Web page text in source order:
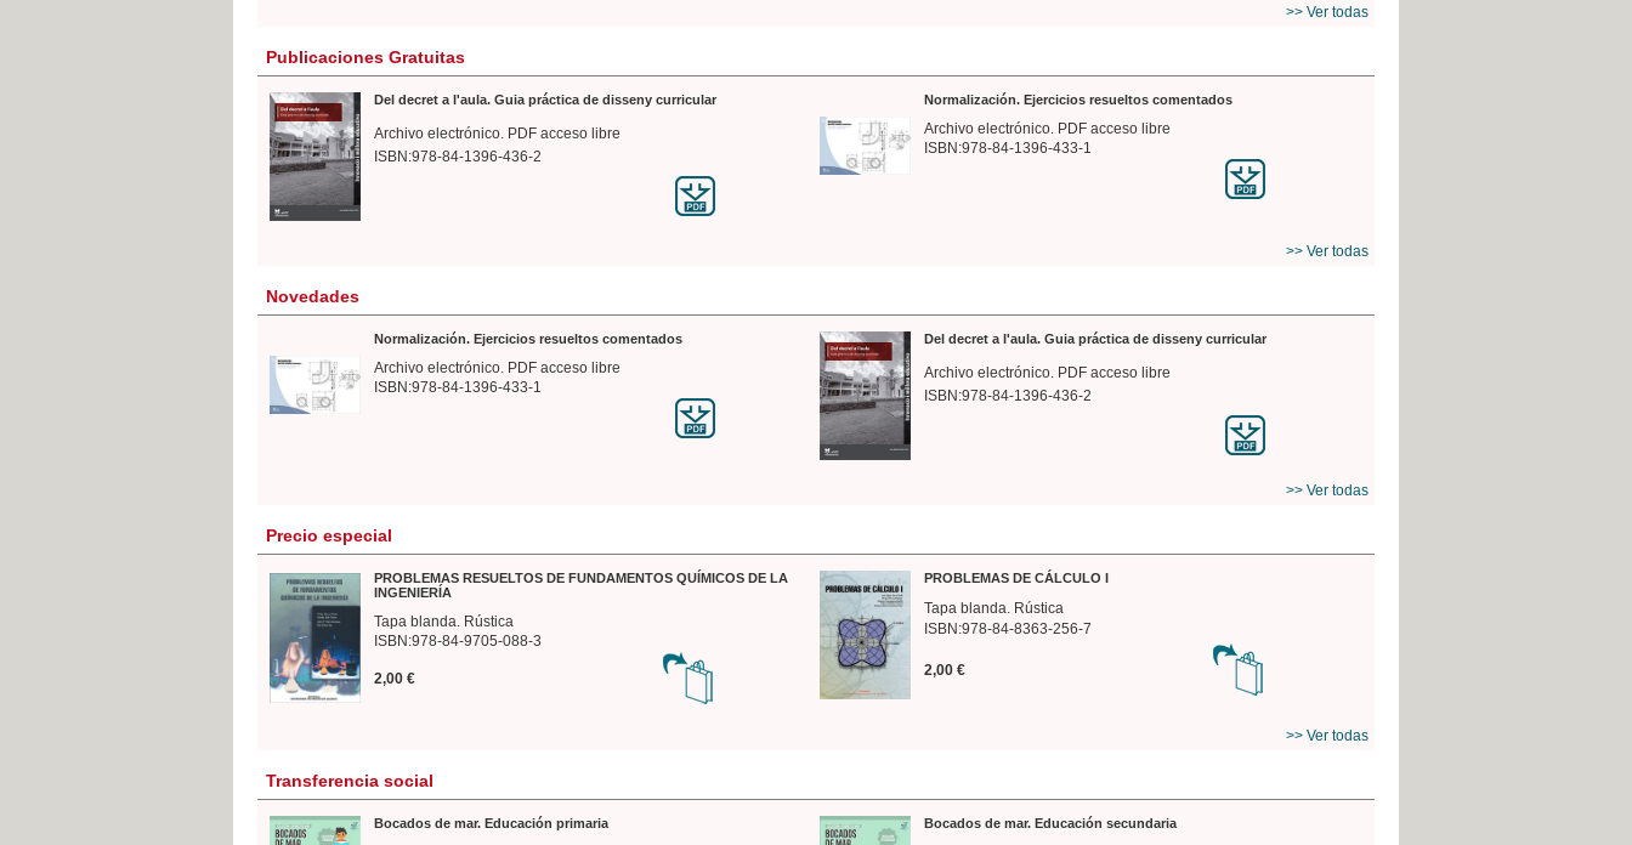
>> Ver todas
Publicaciones Gratuitas
Del decret a l'aula. Guia práctica de disseny curricular
Archivo electrónico. PDF acceso libre
ISBN:978-84-1396-436-2
Normalización. Ejercicios resueltos comentados
Archivo electrónico. PDF acceso libre
ISBN:978-84-1396-433-1
>> Ver todas
Novedades
Normalización. Ejercicios resueltos comentados
Archivo electrónico. PDF acceso libre
ISBN:978-84-1396-433-1
Del decret a l'aula. Guia práctica de disseny curricular
Archivo electrónico. PDF acceso libre
ISBN:978-84-1396-436-2
>> Ver todas
Precio especial
PROBLEMAS RESUELTOS DE FUNDAMENTOS QUÍMICOS DE LA
INGENIERÍA
Tapa blanda. Rústica
ISBN:978-84-9705-088-3
2,00 €
PROBLEMAS DE CÁLCULO I
Tapa blanda. Rústica
ISBN:978-84-8363-256-7
2,00 €
>> Ver todas
Transferencia social
Bocados de mar. Educación primaria Bocados de mar. Educación secundaria